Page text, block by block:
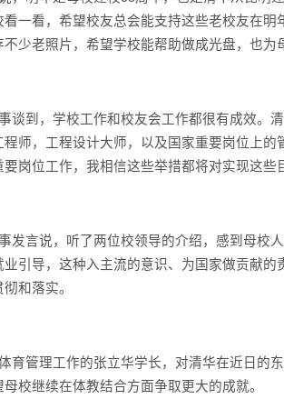
看一看，希望校友总会能支持这些老校友在明
少老照片，希望学校能帮助做成光盘，也为
谈到，学校工作和校友会工作都很有成效。
程师，工程设计大师，以及国家重要岗位上的
要岗位工作，我相信这些举措都将对实现这些
发言说，听了两位校领导的介绍，感到母校
业引导，这种入主流的意识、为国家做贡献的
和落实。
育管理工作的张立华学长，对清华在近日的
校继续在体教结合方面争取更大的成就。